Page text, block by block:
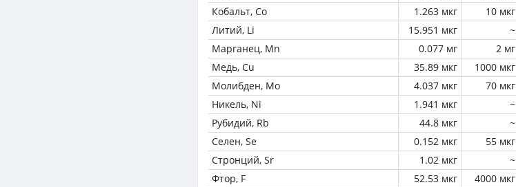
Кобальт, Co
1.263 мкг 10 мкг
Литий, Li
15.951 мкг
~
Марганец, Mn
0.077 мг 2 мг
Медь, Cu
35.89 мкг 1000 мкг
Молибден, Mo
4.037 мкг 70 мкг
Никель, Ni
1.941 мкг
~
Рубидий, Rb
44.8 мкг
~
Селен, Se
0.152 мкг 55 мкг
Стронций, Sr
1.02 мкг
~
Фтор, F
52.53 мкг 4000 мкг